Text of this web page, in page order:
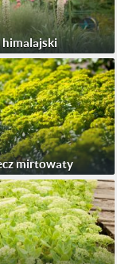
mirtowaty